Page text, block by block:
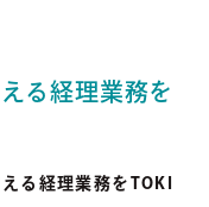
る経理業務を
る経理業務をTOKI